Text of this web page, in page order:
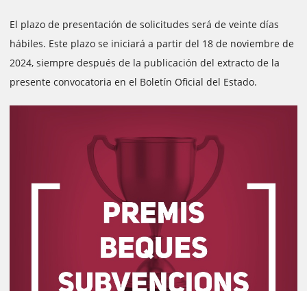
El plazo de presentación de solicitudes será de veinte días
hábiles. Este plazo se iniciará a partir del 18 de noviembre de
2024, siempre después de la publicación del extracto de la
presente convocatoria en el Boletín Oficial del Estado.